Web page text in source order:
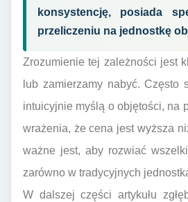
konsystencję, posiada
przeliczeniu na jednostkę
Zrozumienie tej zależności jest
lub zamierzamy nabyć.
intuicyjnie myślą o objętości, na
wrażenia, że cena jest wyższa
ważne jest, aby rozwiać
zarówno w tradycyjnych
W dalszej części artykułu